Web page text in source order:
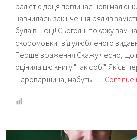
радістю доця поглинає нові
навчилась закінчення рядків
була в шоці! Сьогодні покажу вам
скоромовки" від улюбленого
Перше враження Скажу чесно, що
оцінила цю книгу "так собі". Якісь
шароварщина, мабуть. … Continue